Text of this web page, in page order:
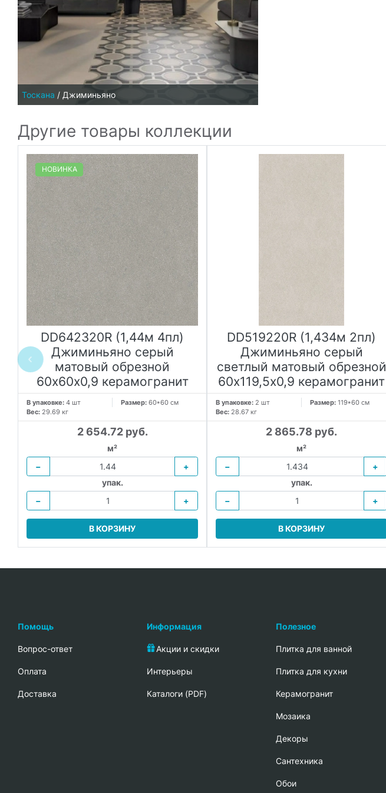
Тоскана / Джиминьяно
Другие товары коллекции
НОВИНКА
DD642320R (1,44м 4пл)
Джиминьяно серый
матовый обрезной
60х60x0,9 керамогранит
В упаковке: 4 шт Размер: 60*60 см
Вес: 29.69 кг
2 654.72 руб.
м²
−
+
упак.
−
+
В КОРЗИНУ
DD519220R (1,434м 2пл)
Джиминьяно серый
светлый матовый обрезной
60х119,5x0,9 керамогранит
В упаковке: 2 шт Размер: 119*60 см
Вес: 28.67 кг
2 865.78 руб.
м²
−
+
упак.
−
+
В КОРЗИНУ
Помощь
Вопрос-ответ
Oплата
Доставка
Информация
Акции и скидки
Интерьеры
Каталоги (PDF)
Полезное
Плитка для ванной
Плитка для кухни
Керамогранит
Мозаика
Декоры
Сантехника
Обои